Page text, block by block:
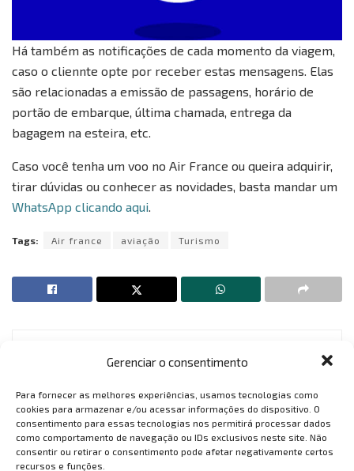
Gerenciar o consentimento
Para fornecer as melhores experiências, usamos tecnologias como
cookies para armazenar e/ou acessar informações do dispositivo. O
consentimento para essas tecnologias nos permitirá processar dados
como comportamento de navegação ou IDs exclusivos neste site. Não
consentir ou retirar o consentimento pode afetar negativamente certos
recursos e funções.
Há também as notificações de cada momento da viagem,
caso o cliennte opte por receber estas mensagens. Elas
são relacionadas a emissão de passagens, horário de
portão de embarque, última chamada, entrega da
bagagem na esteira, etc.
Caso você tenha um voo no Air France ou queira adquirir,
tirar dúvidas ou conhecer as novidades, basta mandar um
WhatsApp clicando aqui.
Tags: Air france aviação Turismo
VemTambém
VemTambém